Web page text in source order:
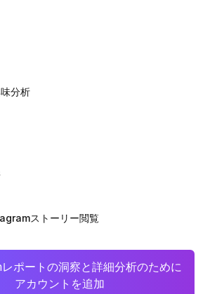
分析
ストーリー閲覧
ポートの洞察と詳細分析のために
アカウントを追加